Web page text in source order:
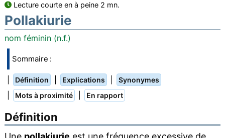
Lecture courte en à peine 2 mn.
Pollakiurie
nom féminin (n.f.)
Sommaire :
Définition Explications Synonymes
Mots à proximité En rapport
Définition